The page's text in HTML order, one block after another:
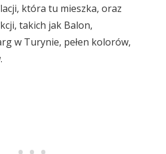
która tu mieszka, oraz
takich jak Balon,
w Turynie, pełen kolorów,